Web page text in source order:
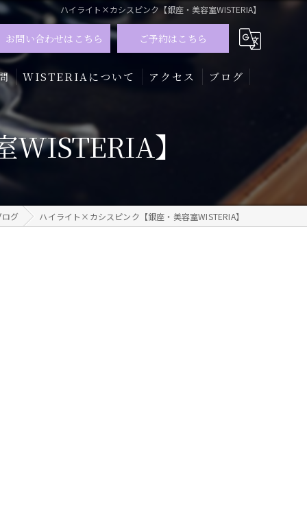
ハイライト×カシスピンク【銀座・美容室WISTERIA】
お問い合わせはこちら ご予約はこちら
WISTERIAについて
髪質改善
トリートメント
メンズ
アクセス ブログ
】
ログ ハイライト×カシスピンク【銀座・美容室WISTERIA】